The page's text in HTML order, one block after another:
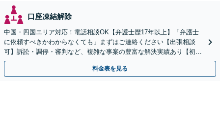
口座凍結解除
中国・四国エリア対応！電話相談OK【弁護士歴17年以上】「弁護士
に依頼すべきかわからなくても」まずはご連絡ください【出張相談
可】訴訟・調停・審判など、複雑な事案の豊富な解決実績あり【初回
相談無料】初回面談のみで解決できるケースもあります
料金表を見る